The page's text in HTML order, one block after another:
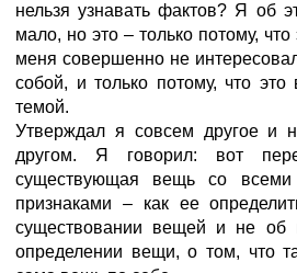
нельзя узнавать фактов? Я об
мало, но это – только потому,
меня совершенно не
собой, и только потому, что
темой.
Утверждал я совсем другое и
другом. Я говорил: вот
существующая вещь со
признаками – как ее
существовании вещей и не об
определении вещи, о том, что